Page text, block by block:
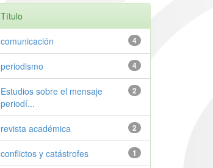
Título
4
comunicación
4
periodismo
2
Estudios sobre el mensaje
periodí...
2
revista académica
1
conflictos y catástrofes